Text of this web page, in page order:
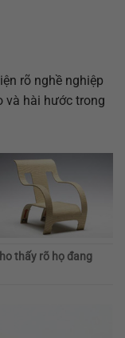
rõ nghề nghiệp
và hài hước trong
thấy rõ họ đang